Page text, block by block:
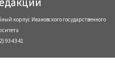
корпус Ивановского государственного
93-43-41